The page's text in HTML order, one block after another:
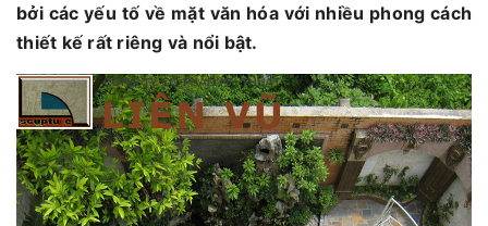
bởi các yếu tố về mặt văn hóa với nhiều phong cách
thiết kế rất riêng và nổi bật.